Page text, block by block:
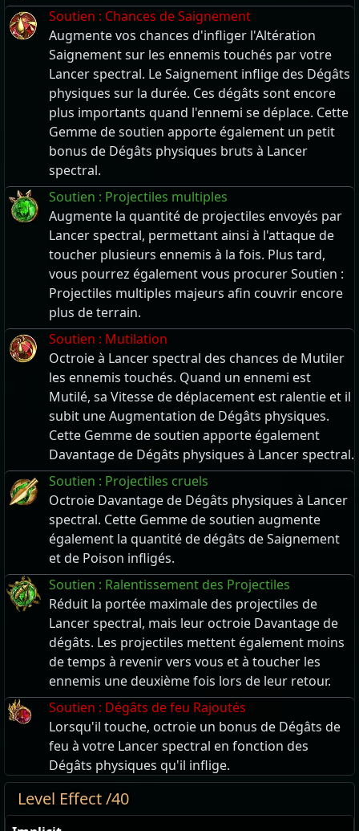
Soutien : Chances de Saignement
Augmente vos chances d'infliger l'Altération
Saignement sur les ennemis touchés par votre
Lancer spectral. Le Saignement inflige des Dégâts
physiques sur la durée. Ces dégâts sont encore
plus importants quand l'ennemi se déplace. Cette
Gemme de soutien apporte également un petit
bonus de Dégâts physiques bruts à Lancer
spectral.
Soutien : Projectiles multiples
Augmente la quantité de projectiles envoyés par
Lancer spectral, permettant ainsi à l'attaque de
toucher plusieurs ennemis à la fois. Plus tard,
vous pourrez également vous procurer Soutien :
Projectiles multiples majeurs afin couvrir encore
plus de terrain.
Soutien : Mutilation
Octroie à Lancer spectral des chances de Mutiler
les ennemis touchés. Quand un ennemi est
Mutilé, sa Vitesse de déplacement est ralentie et il
subit une Augmentation de Dégâts physiques.
Cette Gemme de soutien apporte également
Davantage de Dégâts physiques à Lancer spectral.
Soutien : Projectiles cruels
Octroie Davantage de Dégâts physiques à Lancer
spectral. Cette Gemme de soutien augmente
également la quantité de dégâts de Saignement
et de Poison infligés.
Soutien : Ralentissement des Projectiles
Réduit la portée maximale des projectiles de
Lancer spectral, mais leur octroie Davantage de
dégâts. Les projectiles mettent également moins
de temps à revenir vers vous et à toucher les
ennemis une deuxième fois lors de leur retour.
Soutien : Dégâts de feu Rajoutés
Lorsqu'il touche, octroie un bonus de Dégâts de
feu à votre Lancer spectral en fonction des
Dégâts physiques qu'il inflige.
Level Effect /40